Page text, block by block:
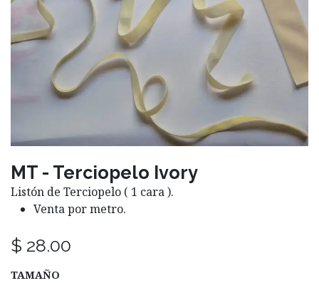
MT - Terciopelo Ivory
Listón de Terciopelo ( 1 cara ).
Venta por metro.
$ 28.00
TAMAÑO